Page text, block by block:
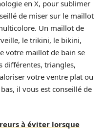
en X, pour sublimer
de miser sur le maillot
Un maillot de
le trikini, le bikini,
votre maillot de bain se
différentes, triangles,
votre ventre plat ou
il vous est conseillé de
à éviter lorsque